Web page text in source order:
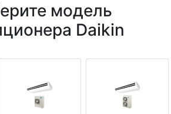
модель
Daikin